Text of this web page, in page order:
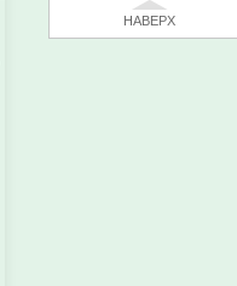
НАВЕРХ